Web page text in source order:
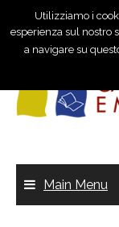
Main Menu
Utilizziamo i
esperienza sul nostro
a navigare su